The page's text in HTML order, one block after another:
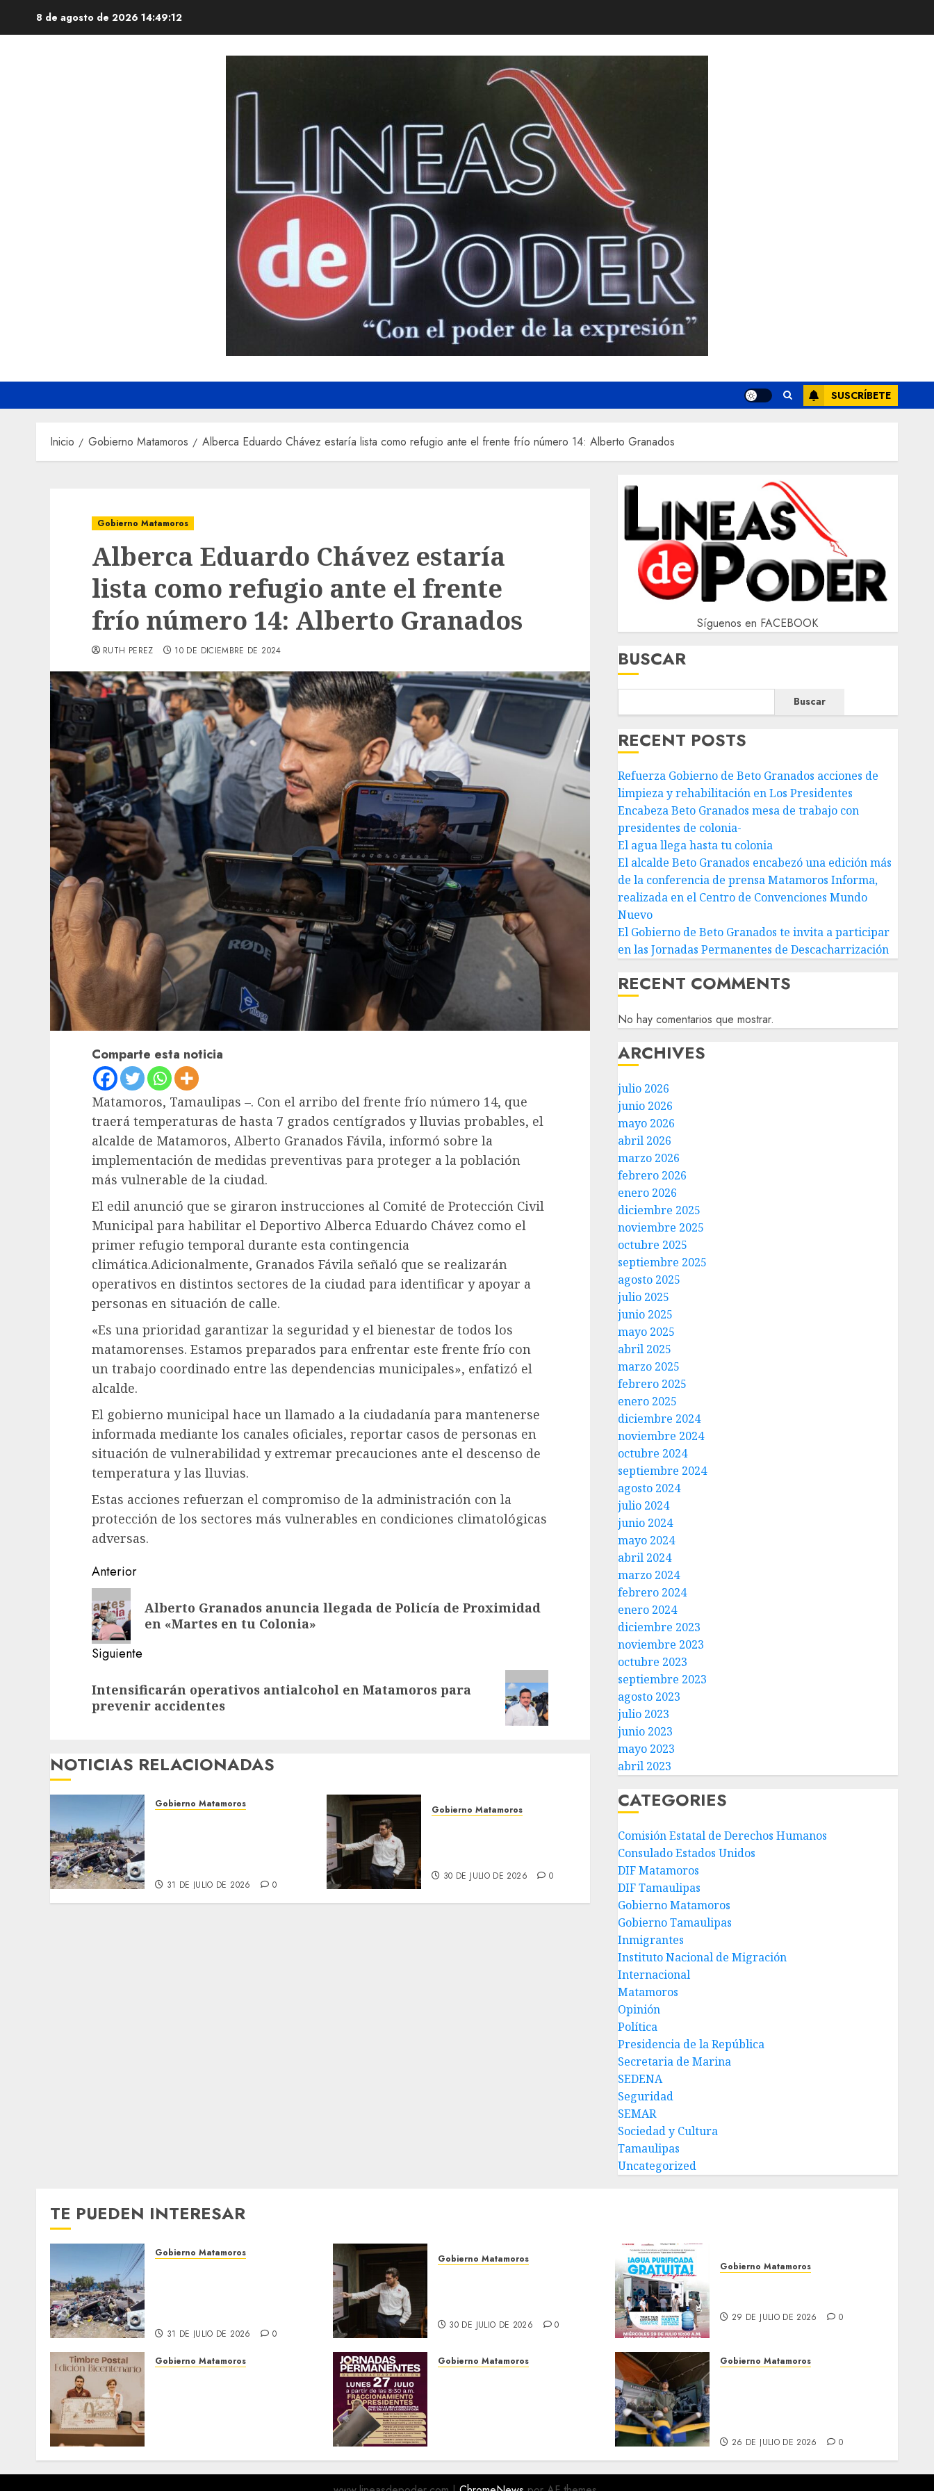
8 de agosto de 2026 14:49:13
SUSCRÍBETE
Inicio Gobierno Matamoros Alberca Eduardo Chávez estaría lista como refugio ante el frente frío número 14: Alberto Granados
Gobierno Matamoros
Alberca Eduardo Chávez estaría
lista como refugio ante el frente
frío número 14: Alberto Granados
RUTH PEREZ 10 DE DICIEMBRE DE 2024
Comparte esta noticia
Matamoros, Tamaulipas –. Con el arribo del frente frío número 14, que
traerá temperaturas de hasta 7 grados centígrados y lluvias probables, el
alcalde de Matamoros, Alberto Granados Fávila, informó sobre la
implementación de medidas preventivas para proteger a la población
más vulnerable de la ciudad.
El edil anunció que se giraron instrucciones al Comité de Protección Civil
Municipal para habilitar el Deportivo Alberca Eduardo Chávez como el
primer refugio temporal durante esta contingencia
climática.Adicionalmente, Granados Fávila señaló que se realizarán
operativos en distintos sectores de la ciudad para identificar y apoyar a
personas en situación de calle.
«Es una prioridad garantizar la seguridad y el bienestar de todos los
matamorenses. Estamos preparados para enfrentar este frente frío con
un trabajo coordinado entre las dependencias municipales», enfatizó el
alcalde.
El gobierno municipal hace un llamado a la ciudadanía para mantenerse
informada mediante los canales oficiales, reportar casos de personas en
situación de vulnerabilidad y extremar precauciones ante el descenso de
temperatura y las lluvias.
Estas acciones refuerzan el compromiso de la administración con la
protección de los sectores más vulnerables en condiciones climatológicas
adversas.
Post
navigation
Anterior
Entrada
anterior:
Alberto Granados anuncia llegada de Policía de Proximidad
en «Martes en tu Colonia»
Siguiente
entrada:
Intensificarán operativos antialcohol en Matamoros para
prevenir accidentes
NOTICIAS RELACIONADAS
Gobierno Matamoros
31 DE JULIO DE 2026 0
Gobierno Matamoros
30 DE JULIO DE 2026 0
Síguenos en FACEBOOK
BUSCAR
Buscar
RECENT POSTS
Refuerza Gobierno de Beto Granados acciones de
limpieza y rehabilitación en Los Presidentes
Encabeza Beto Granados mesa de trabajo con
presidentes de colonia-
El agua llega hasta tu colonia
El alcalde Beto Granados encabezó una edición más
de la conferencia de prensa Matamoros Informa,
realizada en el Centro de Convenciones Mundo
Nuevo
El Gobierno de Beto Granados te invita a participar
en las Jornadas Permanentes de Descacharrización
RECENT COMMENTS
No hay comentarios que mostrar.
ARCHIVES
julio 2026
junio 2026
mayo 2026
abril 2026
marzo 2026
febrero 2026
enero 2026
diciembre 2025
noviembre 2025
octubre 2025
septiembre 2025
agosto 2025
julio 2025
junio 2025
mayo 2025
abril 2025
marzo 2025
febrero 2025
enero 2025
diciembre 2024
noviembre 2024
octubre 2024
septiembre 2024
agosto 2024
julio 2024
junio 2024
mayo 2024
abril 2024
marzo 2024
febrero 2024
enero 2024
diciembre 2023
noviembre 2023
octubre 2023
septiembre 2023
agosto 2023
julio 2023
junio 2023
mayo 2023
abril 2023
CATEGORIES
Comisión Estatal de Derechos Humanos
Consulado Estados Unidos
DIF Matamoros
DIF Tamaulipas
Gobierno Matamoros
Gobierno Tamaulipas
Inmigrantes
Instituto Nacional de Migración
Internacional
Matamoros
Opinión
Política
Presidencia de la República
Secretaria de Marina
SEDENA
Seguridad
SEMAR
Sociedad y Cultura
Tamaulipas
Uncategorized
TE PUEDEN INTERESAR
Gobierno Matamoros
31 DE JULIO DE 2026 0
Gobierno Matamoros
30 DE JULIO DE 2026 0
Gobierno Matamoros
29 DE JULIO DE 2026 0
Gobierno Matamoros
28 DE JULIO DE 2026 0
Gobierno Matamoros
27 DE JULIO DE 2026 0
Gobierno Matamoros
26 DE JULIO DE 2026 0